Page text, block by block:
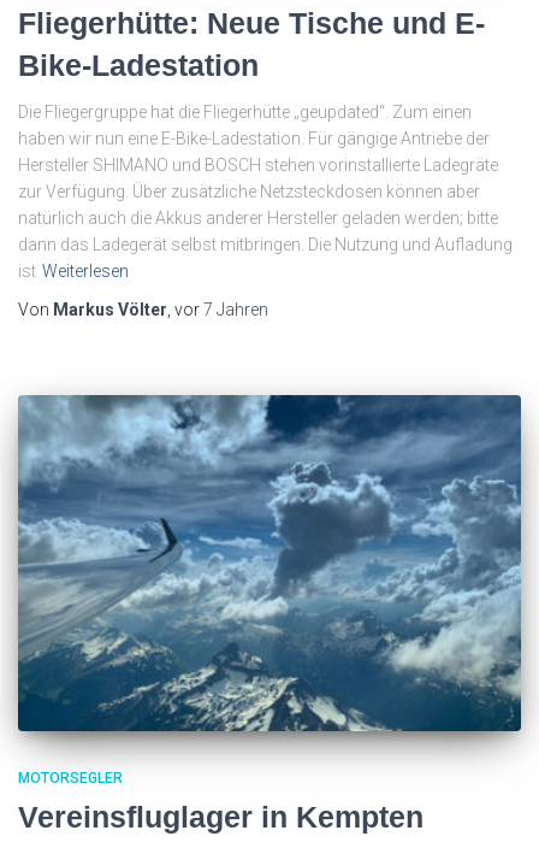
Fliegerhütte: Neue Tische und E-
Bike-Ladestation
Die Fliegergruppe hat die Fliegerhütte „geupdated“. Zum einen
haben wir nun eine E-Bike-Ladestation. Für gängige Antriebe der
Hersteller SHIMANO und BOSCH stehen vorinstallierte Ladegräte
zur Verfügung. Über zusätzliche Netzsteckdosen können aber
natürlich auch die Akkus anderer Hersteller geladen werden; bitte
dann das Ladegerät selbst mitbringen. Die Nutzung und Aufladung
ist Weiterlesen
Von Markus Völter, vor7 Jahren
MOTORSEGLER
Vereinsfluglager in Kempten